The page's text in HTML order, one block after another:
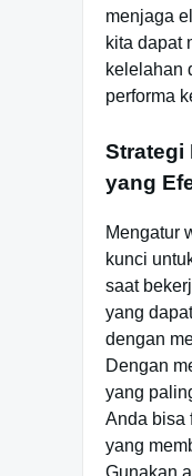
menjaga
kita dapat
kelelahan
performa
Strategi
yang
Mengatur
kunci
saat
yang
dengan
Dengan
yang
Anda bisa
yang
Gunakan